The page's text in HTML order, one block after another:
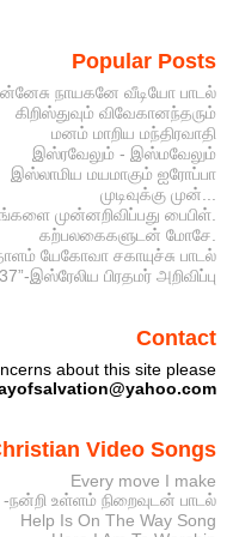
Popular Posts
நாயகனே வீடியோ பாடல்
கிறிஸ்துவும் விவேகானந்தரும்
மனம் மாறிய மந்திரவாதி
இஸ்ரவேலும் - இஸ்மவேலும்
இஸ்லாமிய மயமாகும் ஐரோப்பா
முடிவுக்கு முன்...
முன்னறிவிப்பது பைபிள்.
கற்பலகைகளுடன் மோசே.
யேகோவா சகாயுச்சு பாடல்
இஸ்ரேலிய பிரதமர் அறிவிப்பு
Contact
about this site please
Video Songs
Every move I make
நன்றி உள்ளம் நிறைவுடன் பாடல்
Help Is On The Way Song